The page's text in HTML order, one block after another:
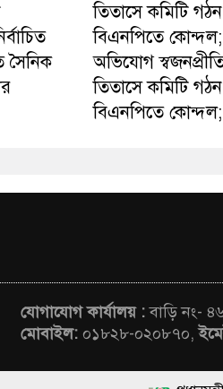
সৈনিক
তিতাসে কমিটি
বিএনপিতে কোন্দল;
অভিযোগ
তিতাসে কমিটি
বিএনপিতে কোন্দল;
যোগাযোগ কার্যালয় :বাড়ি নং-
মোবাইল: ০১৮২৮-০২০৮৭০,